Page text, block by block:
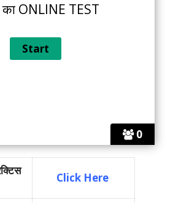
0
का ONLINE TEST
Click Here